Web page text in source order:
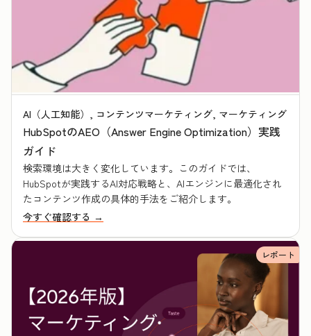
AI（人工知能）, コンテンツマーケティング, マーケティング
HubSpotのAEO（Answer Engine Optimization）実践
ガイド
検索環境は大きく変化しています。このガイドでは、
HubSpotが実践するAI対応戦略と、AIエンジンに最適化され
たコンテンツ作成の具体的手法をご紹介します。
今すぐ確認する →
レポート